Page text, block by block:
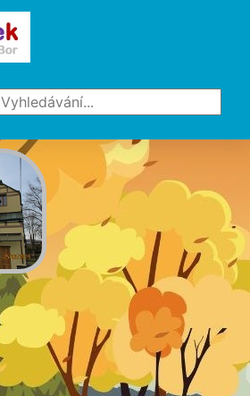
Vyhledávání...